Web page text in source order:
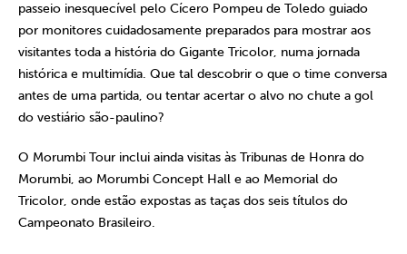
passeio inesquecível pelo Cícero Pompeu de Toledo guiado
por monitores cuidadosamente preparados para mostrar aos
visitantes toda a história do Gigante Tricolor, numa jornada
histórica e multimídia. Que tal descobrir o que o time conversa
antes de uma partida, ou tentar acertar o alvo no chute a gol
do vestiário são-paulino?
O Morumbi Tour inclui ainda visitas às Tribunas de Honra do
Morumbi, ao Morumbi Concept Hall e ao Memorial do
Tricolor, onde estão expostas as taças dos seis títulos do
Campeonato Brasileiro.